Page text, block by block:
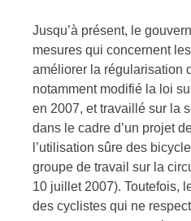
Jusqu’à présent, le
mesures qui concernent
améliorer la régularisation
notamment modifié la loi
en 2007, et travaillé sur la
dans le cadre d’un projet
l’utilisation sûre des
groupe de travail sur la
10 juillet 2007). Toutefois,
des cyclistes qui ne